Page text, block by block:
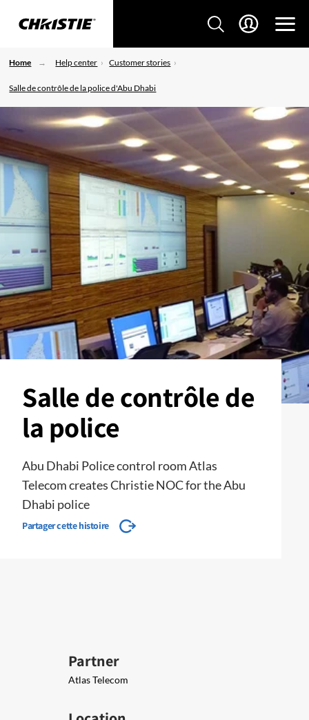
Home Help center Customer stories
Salle de contrôle de la police d'Abu Dhabi
Salle de contrôle de
la police
Abu Dhabi Police control room Atlas
Telecom creates Christie NOC for the Abu
Dhabi police
Partager cette histoire
Partner
Atlas Telecom